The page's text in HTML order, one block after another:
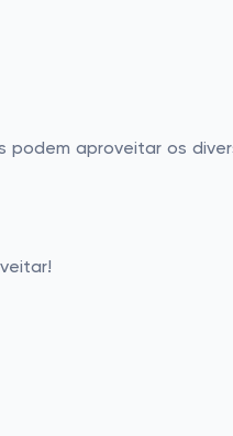
podem aproveitar os